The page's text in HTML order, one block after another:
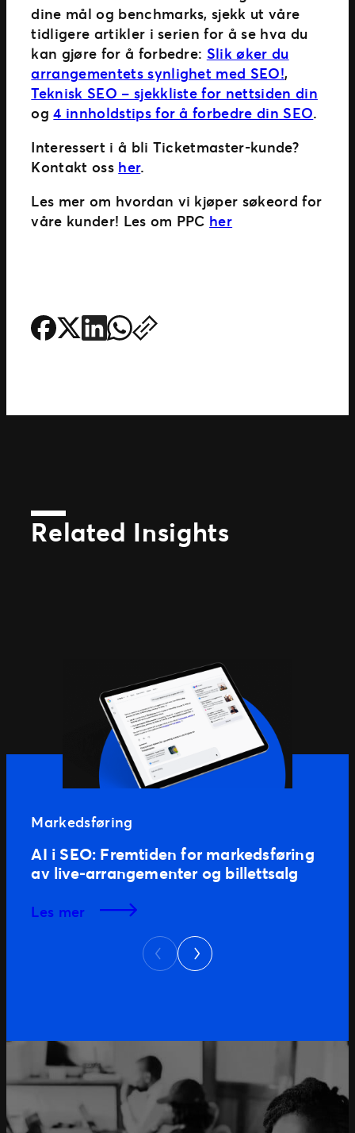
dine mål og benchmarks, sjekk ut våre
tidligere artikler i serien for å se hva du
kan gjøre for å forbedre: Slik øker du
arrangementets synlighet med SEO!,
Teknisk SEO – sjekkliste for nettsiden din
og4 innholdstips for å forbedre din SEO.
Interessert i å bli Ticketmaster-kunde?
Kontakt oss her.
Les mer om hvordan vi kjøper søkeord for
våre kunder! Les om PPC her
Related Insights
Markedsføring
AI i SEO: Fremtiden for markedsføring
av live‑arrangementer og billettsalg
les mer
Previous
Next